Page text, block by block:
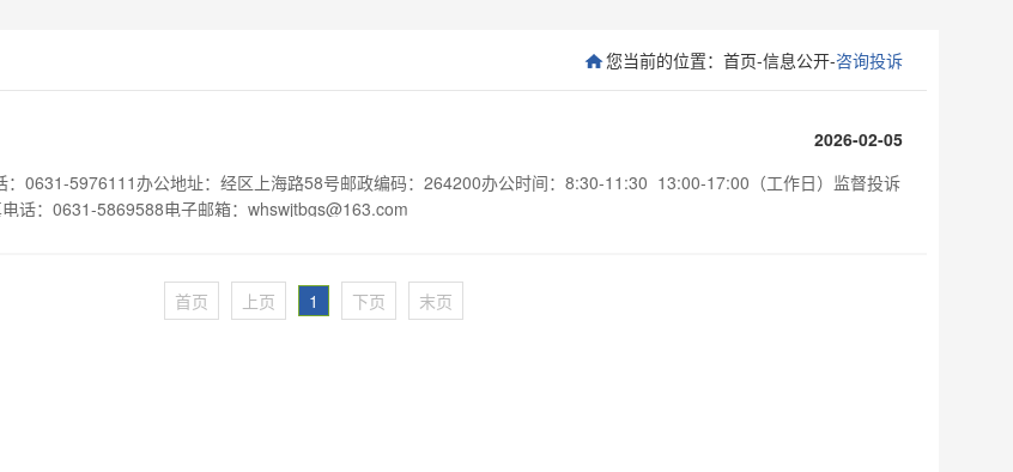
您当前的位置： 首页-信息公开-咨询投诉
2026-02-05
：0631-5976111办公地址：经区上海路58号邮政编码：264200办公时间：8:30-11:30 13:00-17:00（工作日）监督投诉
话：0631-5869588电子邮箱：whswjtbgs@163.com
首页 上页 1 下页 末页